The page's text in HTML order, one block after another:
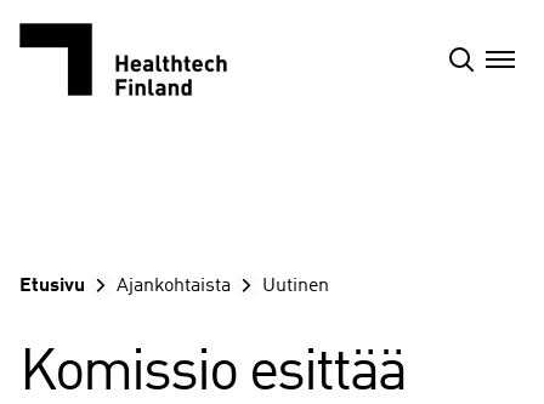
Etusivu Ajankohtaista Uutinen
Komissio esittää